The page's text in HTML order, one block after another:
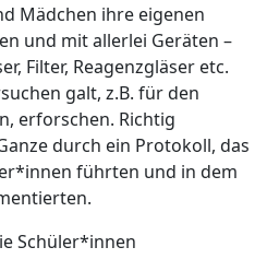
Mädchen ihre eigenen
und mit allerlei Geräten –
Filter, Reagenzgläser etc.
galt, z.B. für den
erforschen. Richtig
durch ein Protokoll, das
führten und in dem
Schüler*innen